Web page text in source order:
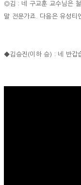
◎김 : 네 구교훈 교수님은
말 전문가죠. 다음은 유성티
◆김승진(이하 승) : 네 반갑